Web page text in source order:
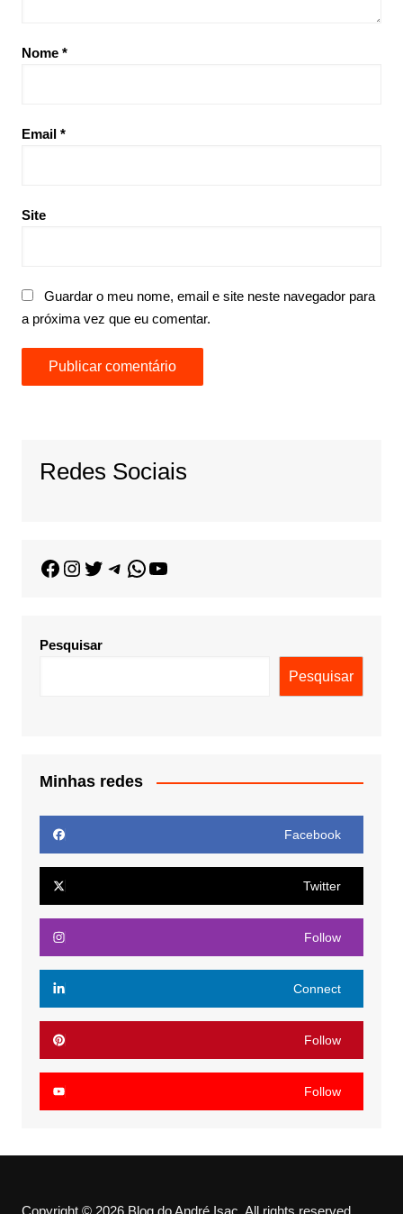
Nome *
Email *
Site
Guardar o meu nome, email e site neste navegador para
a próxima vez que eu comentar.
Redes Sociais
Pesquisar
Pesquisar
Minhas redes
Facebook
Twitter
Follow
Connect
Follow
Follow